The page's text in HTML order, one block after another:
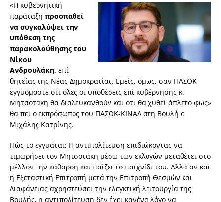
«Η κυβερνητική
παράταξη προσπαθεί
να συγκαλύψει την
υπόθεση της
παρακολούθησης του
Νίκου
Ανδρουλάκη, επί
θητείας της Νέας Δημοκρατίας. Εμείς, όμως, σαν ΠΑΣΟΚ
εγγυόμαστε ότι όλες οι υποθέσεις επί κυβέρνησης κ.
Μητσοτάκη θα διαλευκανθούν και ότι θα χυθεί άπλετο φως»
θα πει ο εκπρόσωπος του ΠΑΣΟΚ-ΚΙΝΑΛ στη Βουλή ο
Μιχάλης Κατρίνης.
Πώς το εγγυάται; H αντιπολίτευση επιδιώκοντας να
τιμωρήσει τον Μητσοτάκη μέσω των εκλογών μεταθέτει στο
μέλλον την κάθαρση και παίζει το παιχνίδι του. Αλλά αν και
η Εξεταστική Επιτροπή μετά την Επιτροπή Θεσμών και
Διαφάνειας αχρηστεύσει την ελεγκτική λειτουργία της
Βουλής, η αντιπολίτευση δεν έχει κανένα λόγο να